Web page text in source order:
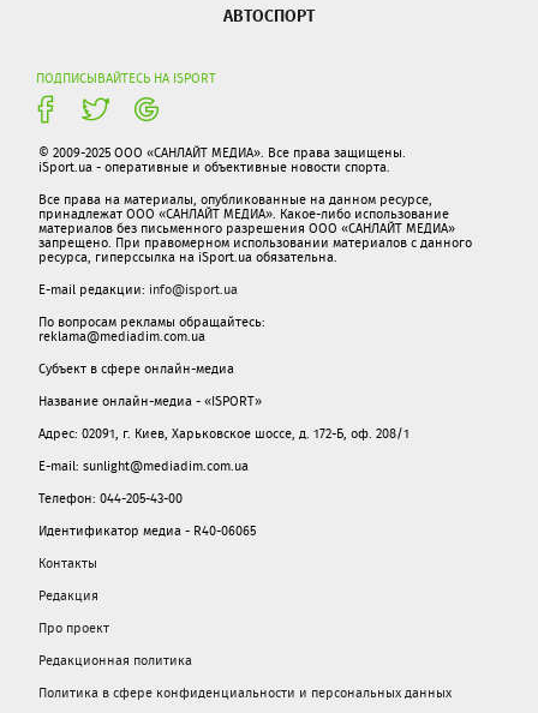
АВТОСПОРТ
ПОДПИСЫВАЙТЕСЬ НА ISPORT
© 2009-2025 ООО «САНЛАЙТ МЕДИА». Все права защищены.
iSport.ua - оперативные и объективные новости спорта.
Все права на материалы, опубликованные на данном ресурсе,
принадлежат ООО «САНЛАЙТ МЕДИА». Какое-либо использование
материалов без письменного разрешения ООО «САНЛАЙТ МЕДИА»
запрещено. При правомерном использовании материалов с данного
ресурса, гиперссылка на iSport.ua обязательна.
E-mail редакции: info@isport.ua
По вопросам рекламы обращайтесь:
reklama@mediadim.com.ua
Субъект в сфере онлайн-медиа
Название онлайн-медиа - «ISPORT»
Адрес: 02091, г. Киев, Харьковское шоссе, д. 172-Б, оф. 208/1
E-mail: sunlight@mediadim.com.ua
Телефон: 044-205-43-00
Идентификатор медиа - R40-06065
Контакты
Редакция
Про проект
Редакционная политика
Политика в сфере конфиденциальности и персональных данных